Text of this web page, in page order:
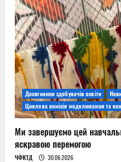
Досягнення здобувачів освіти
Циклова комісія моделювання та
Ми завершуємо цей
яскравою перемогою
ЧФКТД 30.06.2026